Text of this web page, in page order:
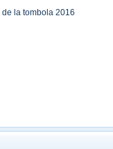
la tombola 2016